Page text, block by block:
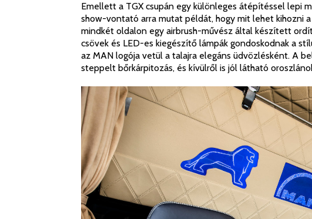
Emellett a TGX csupán egy különleges átépítéssel lepi
show-vontató arra mutat példát, hogy mit lehet kihozni
mindkét oldalon egy airbrush-művész által készített
csövek és LED-es kiegészítő lámpák gondoskodnak a
az MAN logója vetül a talajra elegáns üdvözlésként. A
steppelt bőrkárpitozás, és kívülről is jól látható